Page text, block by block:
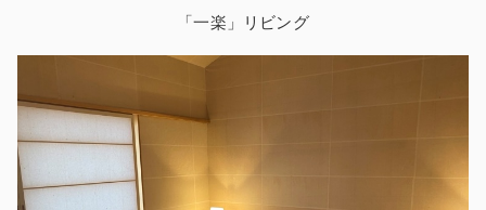
「一楽」 リビング